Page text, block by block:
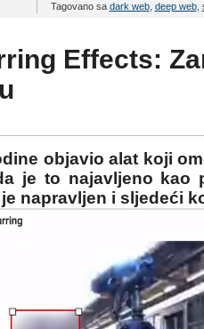
Tagovano sa dark web, deep web,
Effects:
objavio alat koji
je to najavljeno kao
napravljen i sljedeći